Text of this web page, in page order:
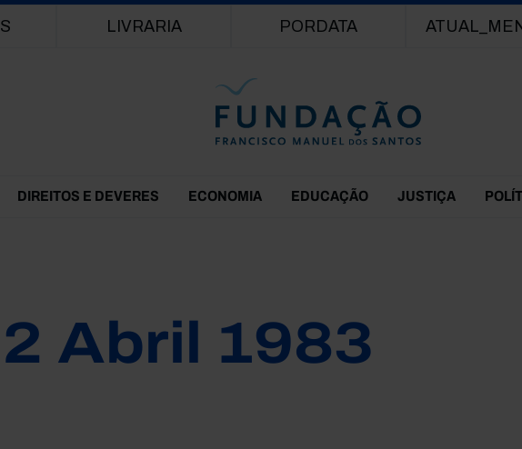
LIVRARIA PORDATA
DIREITOS E DEVERES ECONOMIA EDUCAÇÃO JUSTIÇA
Abril 1983